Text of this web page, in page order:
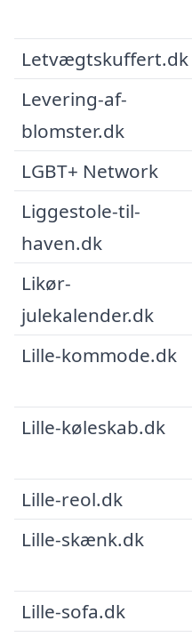
Letvægtskuffert.dk
Levering-af-
blomster.dk
LGBT+ Network
Liggestole-til-
haven.dk
Likør-
julekalender.dk
Lille-kommode.dk
Lille-køleskab.dk
Lille-reol.dk
Lille-skænk.dk
Lille-sofa.dk